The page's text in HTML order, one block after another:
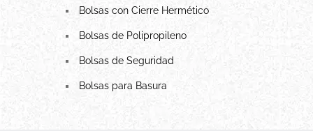
Bolsas con Cierre Hermético
Bolsas de Polipropileno
Bolsas de Seguridad
Bolsas para Basura